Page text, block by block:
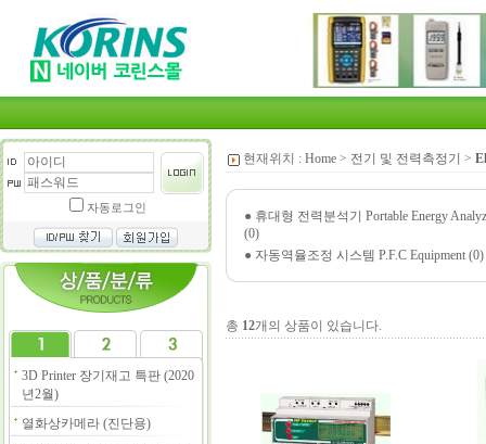
자동로그인
3D Printer 장기재고 특판 (2020
년2월)
열화상카메라 (진단용)
현재위치 : Home > 전기 및 전력측정기 >
● 휴대형 전력분석기 Portable Energy
(0)
● 자동역율조정 시스템 P.F.C Equipment (0)
총 12개의 상품이 있습니다.